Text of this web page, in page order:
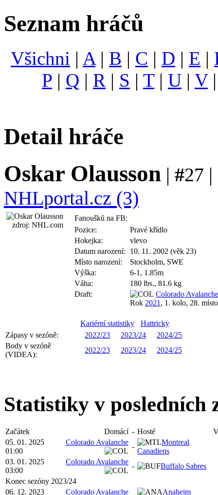
Seznam hráčů
Všichni | A| B | C | D | E |
P | Q | R | S | T| U | V
Detail hráče
Oskar Olausson | #27
NHLportal.cz (3)
zdroj: NHL.com
Fanoušků na FB:
Pozice:
Pravé křídlo
Hokejka:
vlevo
Datum narození:
10. 11. 2002 (věk 23)
Místo narození:
Stockholm, SWE
Výška:
6-1, 1.85m
Váha:
180 lbs., 81.6 kg
Draft:
Colorado Avalanche
Rok 2021 , 1. kolo, 28. místo
Kariérní statistiky
Hattricky
Zápasy v sezóně:
2022/23 2023/24
2024/25
Body v sezóně
(VIDEA):
2022/23 2023/24 2024/25
Statistiky v posledních
Začátek Domácí - Hosté
05. 01. 2025
01:00
Colorado Avalanche
-
Montreal
Canadiens
03. 01. 2025
03:00
Colorado Avalanche
-
Buffalo Sabres
Konec sezóny 2023/24
06. 12. 2023
Colorado Avalanche
Anaheim